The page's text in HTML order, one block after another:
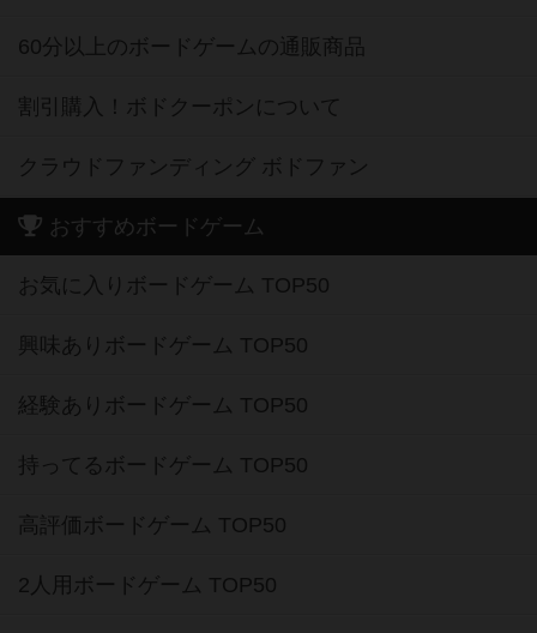
60分以上のボードゲームの通販商品
割引購入！ボドクーポンについて
クラウドファンディング ボドファン
おすすめボードゲーム
お気に入りボードゲーム TOP50
興味ありボードゲーム TOP50
経験ありボードゲーム TOP50
持ってるボードゲーム TOP50
高評価ボードゲーム TOP50
2人用ボードゲーム TOP50